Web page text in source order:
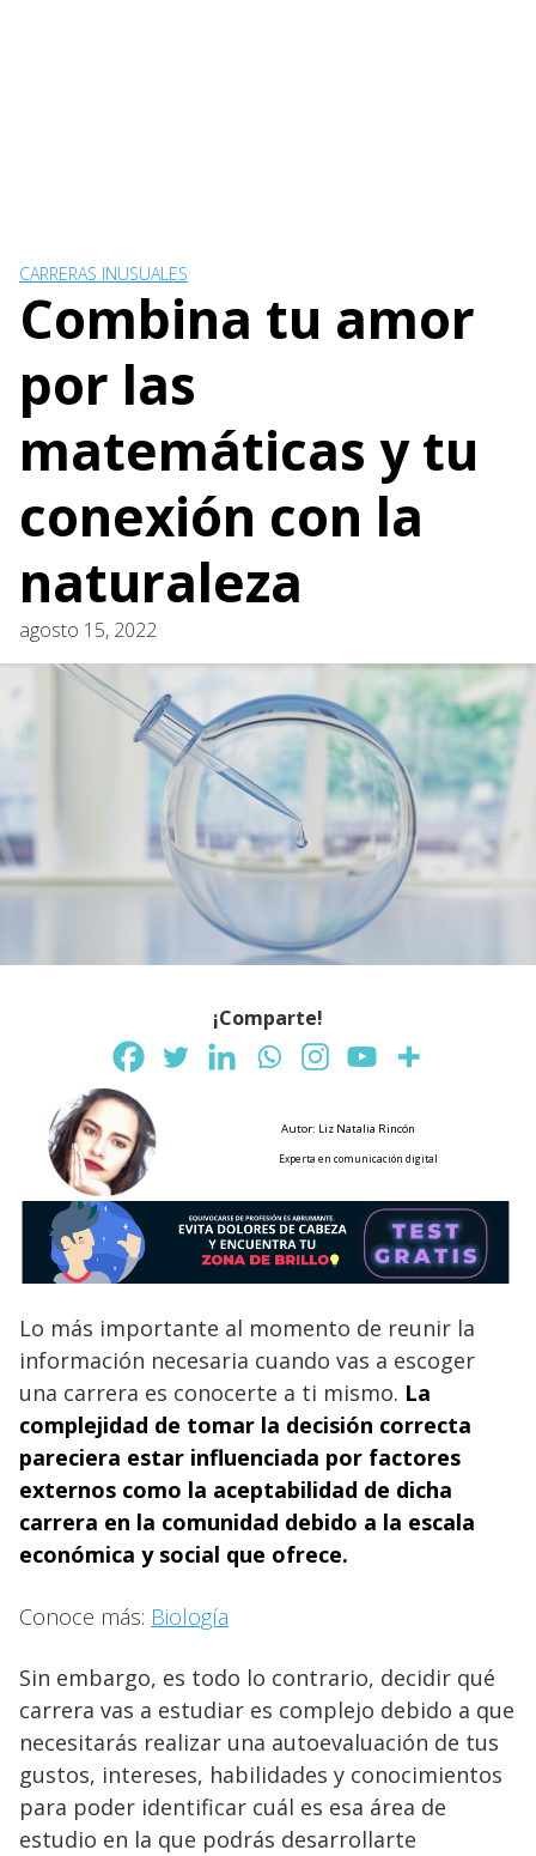
CARRERAS INUSUALES
Combina tu amor
por las
matemáticas y tu
conexión con la
naturaleza
agosto 15, 2022
¡Comparte!
Autor: Liz Natalia Rincón
Experta en comunicación digital
Lo más importante al momento de reunir la
información necesaria cuando vas a escoger
una carrera es conocerte a ti mismo. La
complejidad de tomar la decisión correcta
pareciera estar influenciada por factores
externos como la aceptabilidad de dicha
carrera en la comunidad debido a la escala
económica y social que ofrece.
Conoce más: Biología
Sin embargo, es todo lo contrario, decidir qué
carrera vas a estudiar es complejo debido a que
necesitarás realizar una autoevaluación de tus
gustos, intereses, habilidades y conocimientos
para poder identificar cuál es esa área de
estudio en la que podrás desarrollarte